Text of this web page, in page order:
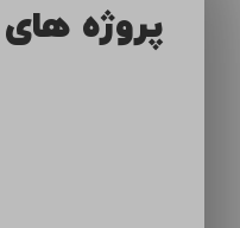
پروژه